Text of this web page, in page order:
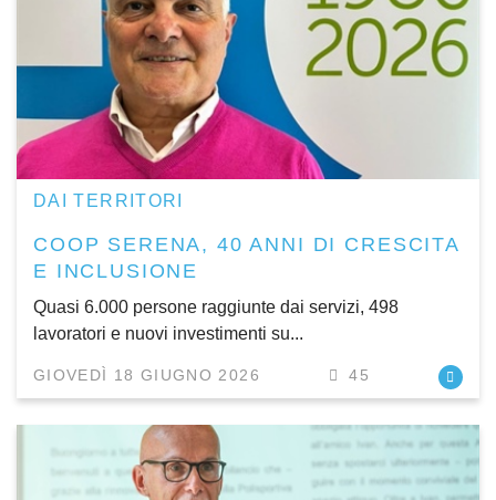
DAI TERRITORI
COOP SERENA, 40 ANNI DI CRESCITA
E INCLUSIONE
Quasi 6.000 persone raggiunte dai servizi, 498
lavoratori e nuovi investimenti su...
GIOVEDÌ 18 GIUGNO 2026 45